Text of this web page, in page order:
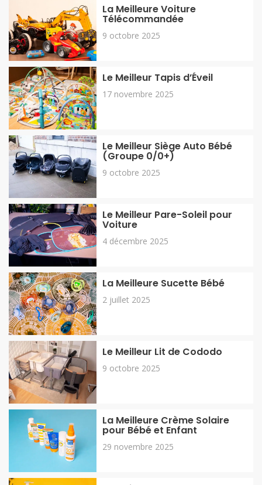
La Meilleure Voiture
Télécommandée
9 octobre 2025
Le Meilleur Tapis d’Éveil
17 novembre 2025
Le Meilleur Siège Auto Bébé
(Groupe 0/0+)
9 octobre 2025
Le Meilleur Pare-Soleil pour
Voiture
4 décembre 2025
La Meilleure Sucette Bébé
2 juillet 2025
Le Meilleur Lit de Cododo
9 octobre 2025
La Meilleure Crème Solaire
pour Bébé et Enfant
29 novembre 2025